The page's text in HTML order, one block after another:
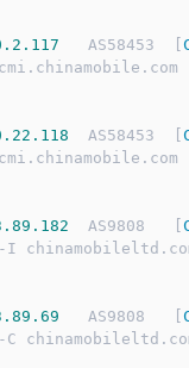
.2 .117
   AS58453  [
.22 .118
  AS58453  [
.89 .182
  AS9808   [
I
.89 .69
   AS9808   [
C